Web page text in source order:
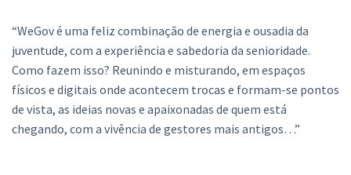
“WeGov é uma feliz combinação de energia e ousadia da
juventude, com a experiência e sabedoria da senioridade.
Como fazem isso? Reunindo e misturando, em espaços
físicos e digitais onde acontecem trocas e formam-se pontos
de vista, as ideias novas e apaixonadas de quem está
chegando, com a vivência de gestores mais antigos…”